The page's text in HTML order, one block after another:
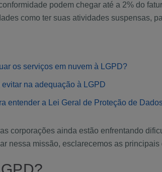
podem chegar até a 2% do
como ter suas atividades suspensas,
os serviços em nuvem à LGPD?
evitar na adequação à LGPD
entender a Lei Geral de Proteção de
corporações ainda estão enfrentando
nessa missão, esclarecemos as